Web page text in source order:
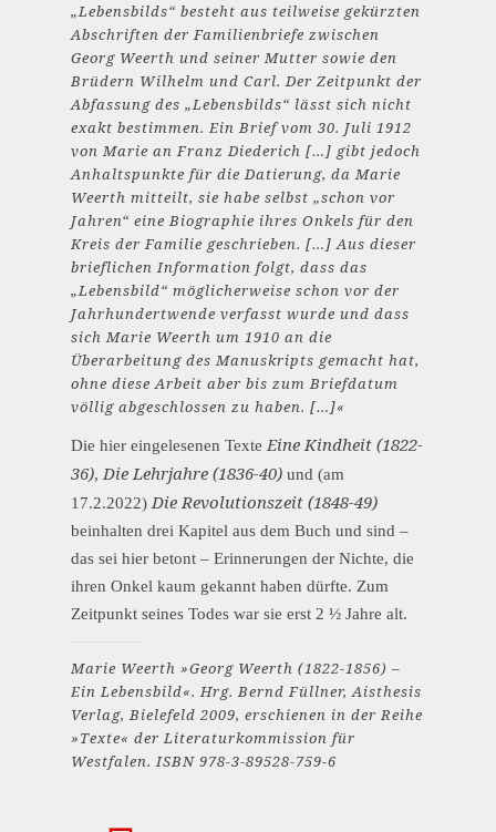
„Lebensbilds“ besteht aus teilweise gekürzten
Abschriften der Familienbriefe zwischen
Georg Weerth und seiner Mutter sowie den
Brüdern Wilhelm und Carl. Der Zeitpunkt der
Abfassung des „Lebensbilds“ lässt sich nicht
exakt bestimmen. Ein Brief vom 30. Juli 1912
von Marie an Franz Diederich […] gibt jedoch
Anhaltspunkte für die Datierung, da Marie
Weerth mitteilt, sie habe selbst „schon vor
Jahren“ eine Biographie ihres Onkels für den
Kreis der Familie geschrieben. […] Aus dieser
brieflichen Information folgt, dass das
„Lebensbild“ möglicherweise schon vor der
Jahrhundertwende verfasst wurde und dass
sich Marie Weerth um 1910 an die
Überarbeitung des Manuskripts gemacht hat,
ohne diese Arbeit aber bis zum Briefdatum
völlig abgeschlossen zu haben. […]«
Die hier eingelesenen Texte Eine Kindheit (1822-
36), Die Lehrjahre (1836-40) und (am
17.2.2022) Die Revolutionszeit (1848-49)
beinhalten drei Kapitel aus dem Buch und sind –
das sei hier betont – Erinnerungen der Nichte, die
ihren Onkel kaum gekannt haben dürfte. Zum
Zeitpunkt seines Todes war sie erst 2 ½ Jahre alt.
Marie Weerth »Georg Weerth (1822-1856) –
Ein Lebensbild«. Hrg. Bernd Füllner, Aisthesis
Verlag, Bielefeld 2009, erschienen in der Reihe
»Texte« der Literaturkommission für
Westfalen. ISBN 978-3-89528-759-6